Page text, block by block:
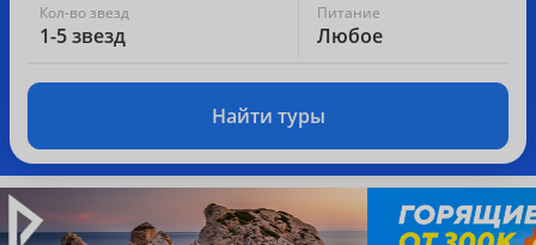
Кол-во звезд
1-5 звезд
Питание
Любое
Найти туры